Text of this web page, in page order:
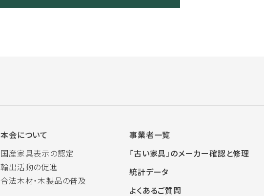
本会について
国産家具表示の認定
輸出活動の促進
合法木材・木製品の普及
事業者一覧
「古い家具」のメーカー確認と修理
統計データ
よくあるご質問